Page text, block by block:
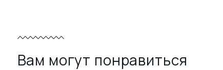
Вам могут понравиться